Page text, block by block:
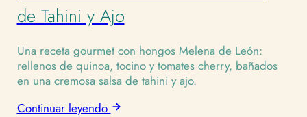
de Tahini y Ajo
Una receta gourmet con hongos Melena de León:
rellenos de quinoa, tocino y tomates cherry, bañados
en una cremosa salsa de tahini y ajo.
Continuar leyendo